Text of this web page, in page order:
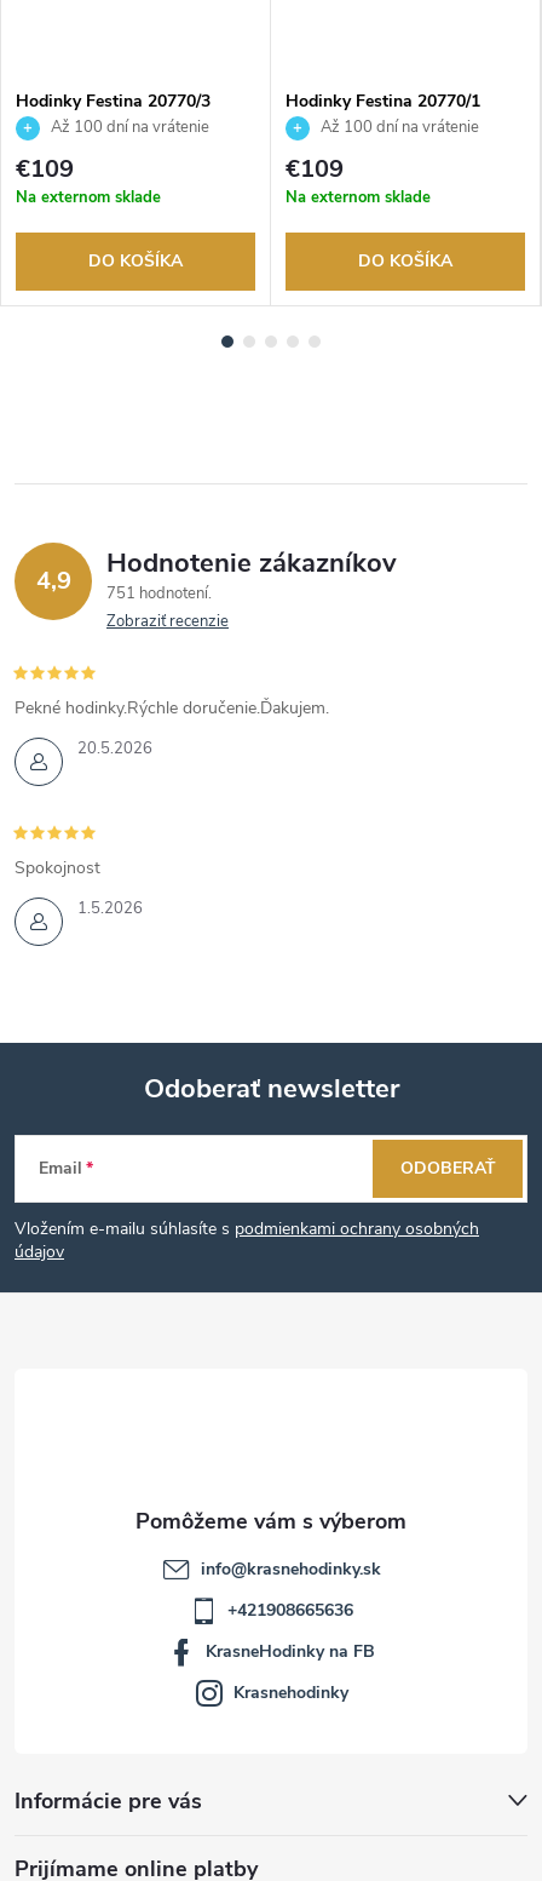
Hodinky Festina 20770/3
Až 100 dní na vrátenie
tovaru. Autorizovaný predajca.
€109
Na externom sklade
DO KOŠÍKA
Hodinky Festina 20770/1
Až 100 dní na vrátenie
tovaru. Autorizovaný predajca.
€109
Na externom sklade
DO KOŠÍKA
4,9 Hodnotenie zákazníkov
751 hodnotení
Zobraziť recenzie
20.5.2026
Pekné hodinky.Rýchle doručenie.Ďakujem.
1.5.2026
Spokojnost
Z
á
p
Odoberať newsletter
Email
Vložením e-mailu súhlasíte s podmienkami ochrany osobných
údajov
ODOBERAŤ
Informácie pre vás
Prijímame online platby
info@krasnehodinky.sk
+421908665636
KrasneHodinky na FB
Krasnehodinky